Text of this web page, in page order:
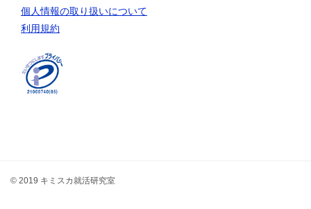
個人情報の取り扱いについて
利用規約
© 2019 キミスカ就活研究室